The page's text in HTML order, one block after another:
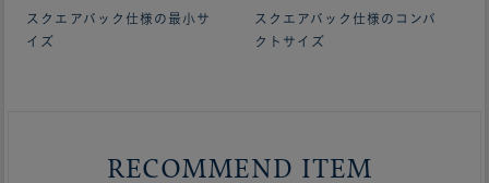
スクエアバック仕様の最小サ
イズ
スクエアバック仕様のコンパ
クトサイズ
RECOMMEND ITEM